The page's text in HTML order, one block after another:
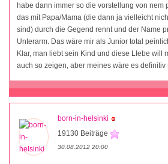
habe dann immer so die vorstellung von nem
das mit Papa/Mama (die dann ja vielleicht
sind) durch die Gegend rennt und der Name
Unterarm. Das wäre mir als Junior total
Klar, man liebt sein Kind und diese LIebe will
auch so zeigen, aber meines wäre es definitiv
born-in-helsinki
19130 Beiträge
30.08.2012 20:00